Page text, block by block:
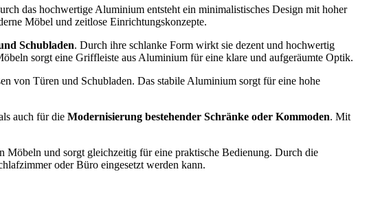
das hochwertige Aluminium entsteht ein minimalistisches Design mit hoher
Möbel und zeitlose Einrichtungskonzepte.
Schubladen. Durch ihre schlanke Form wirkt sie dezent und hochwertig
sorgt eine Griffleiste aus Aluminium für eine klare und aufgeräumte Optik.
von Türen und Schubladen. Das stabile Aluminium sorgt für eine hohe
auch für die Modernisierung bestehender Schränke oder Kommoden. Mit
Möbeln und sorgt gleichzeitig für eine praktische Bedienung. Durch die
oder Büro eingesetzt werden kann.